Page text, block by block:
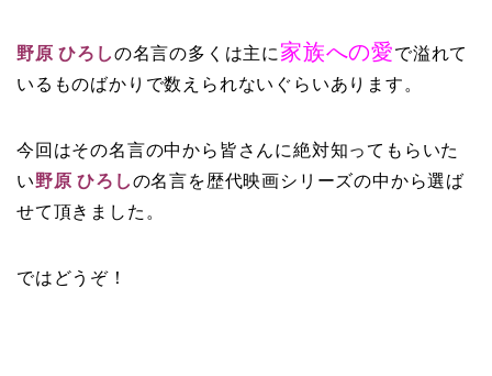
野原 ひろしの名言の多くは主に 家族への愛で溢れて
いるものばかりで数えられないぐらいあります。
今回はその名言の中から皆さんに絶対知ってもらいた
い野原 ひろしの名言を歴代映画シリーズの中から選ば
せて頂きました。
ではどうぞ！